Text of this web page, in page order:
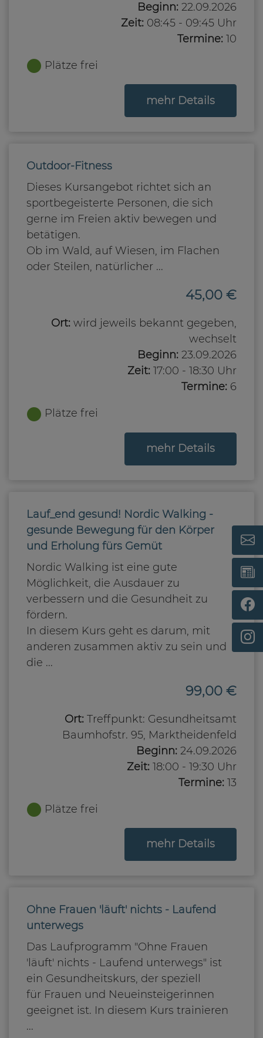
Beginn: 22.09.2026
Zeit: 08:45 - 09:45 Uhr
Termine: 10
Plätze frei
mehr Detailszum
Outdoor-Fitness
Dieses Kursangebot richtet sich an
sportbegeisterte Personen, die sich
gerne im Freien aktiv bewegen und
betätigen.
Ob im Wald, auf Wiesen, im Flachen
oder Steilen, natürlicher ...
45,00 €
Ort: wird jeweils bekannt gegeben,
wechselt
Beginn: 23.09.2026
Zeit: 17:00 - 18:30 Uhr
Termine: 6
Plätze frei
mehr Detailszum
Lauf_end gesund! Nordic Walking -
gesunde Bewegung für den Körper
und Erholung fürs Gemüt
Nordic Walking ist eine gute
Möglichkeit, die Ausdauer zu
verbessern und die Gesundheit zu
fördern.
In diesem Kurs geht es darum, mit
anderen zusammen aktiv zu sein und
die ...
99,00 €
Ort: Treffpunkt: Gesundheitsamt
Baumhofstr. 95, Marktheidenfeld
Beginn: 24.09.2026
Zeit: 18:00 - 19:30 Uhr
Termine: 13
Plätze frei
mehr Detailszum
Ohne Frauen 'läuft' nichts - Laufend
unterwegs
Das Laufprogramm "Ohne Frauen
'läuft' nichts - Laufend unterwegs" ist
ein Gesundheitskurs, der speziell
für Frauen und Neueinsteigerinnen
geeignet ist. In diesem Kurs trainieren
...